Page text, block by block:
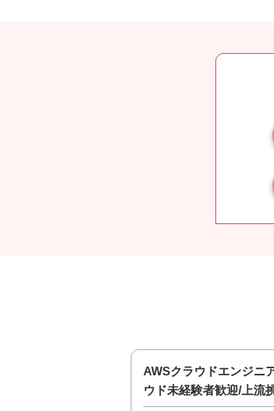
AWSクラウドエンジニ
ウド未経験者歓迎/上流